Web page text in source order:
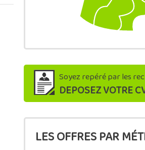
Soyez repéré par les
DEPOSEZ VOTRE
LES OFFRES PAR